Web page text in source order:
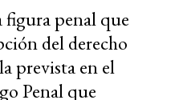
penal que
del derecho
prevista en el
Penal que